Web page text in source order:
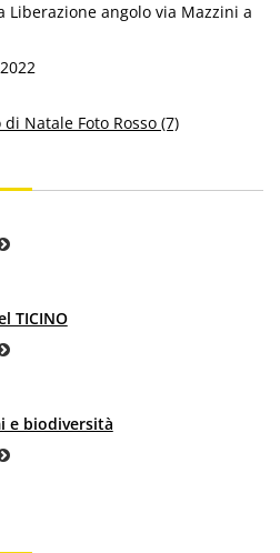
Liberazione angolo via Mazzini a
Natale Foto Rosso (7)
TICINO
e biodiversità